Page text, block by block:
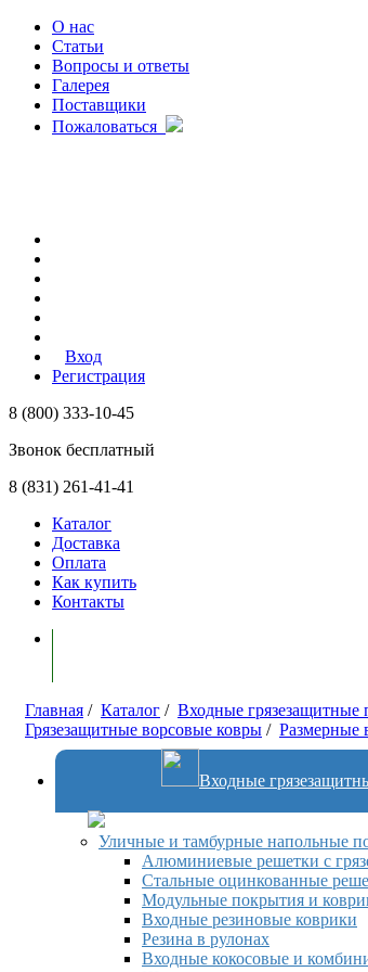
О нас
Статьи
Вопросы и ответы
Галерея
Поставщики
Пожаловаться
Вход
Регистрация
8 (800) 333-10-45
Звонок бесплатный
8 (831) 261-41-41
Каталог
Доставка
Оплата
Как купить
Контакты
Главная / Каталог / Входные грязезащитные
Грязезащитные ворсовые ковры / Размерные
Входные
Уличные и тамбурные напольные
Алюминиевые решетки с
Стальные оцинкованные
Модульные покрытия и
Входные резиновые коврики
Резина в рулонах
Входные кокосовые и